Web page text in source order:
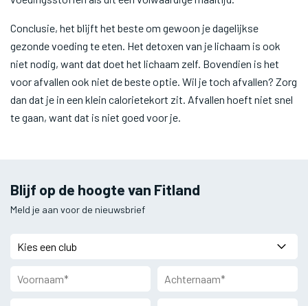
Conclusie, het blijft het beste om gewoon je dagelijkse
gezonde voeding te eten. Het detoxen van je lichaam is ook
niet nodig, want dat doet het lichaam zelf. Bovendien is het
voor afvallen ook niet de beste optie. Wil je toch afvallen? Zorg
dan dat je in een klein calorietekort zit. Afvallen hoeft niet snel
te gaan, want dat is niet goed voor je.
Blijf op de hoogte van Fitland
Meld je aan voor de nieuwsbrief